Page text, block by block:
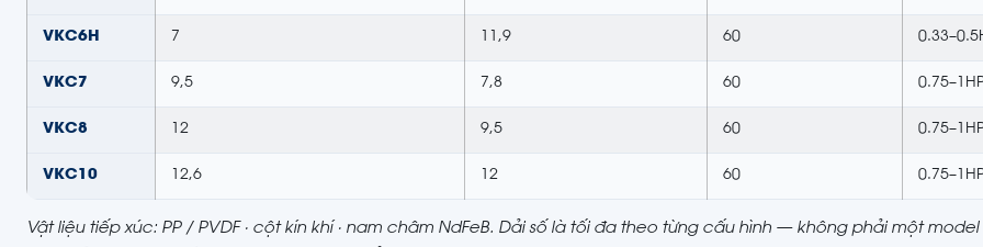
VKC6H 7 11,9 60
VKC7 9,5 7,8 60
VKC8 12 9,5 60
VKC10 12,6 12 60
Vật liệu tiếp xúc: PP / PVDF · cột kín khí · nam châm NdFeB. Dải số là tối đa theo từng cấu hình — không phải một